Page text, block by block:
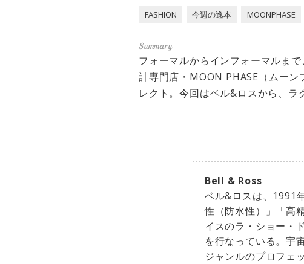
FASHION 今週の逸本 MOONPHASE
フォーマルからインフォーマルま
計専門店・MOON PHASE（ムー
レクト。今回はベル&ロスから、ラ
Bell & Ross
ベル&ロスは、1991
性（防水性）」「高
イスのラ・ショー・
を行なっている。宇
ジャンルのプロフェ